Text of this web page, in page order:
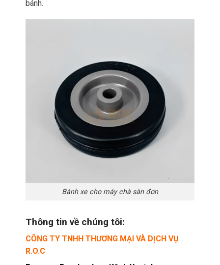
bánh.
Bánh xe cho máy chà sàn đơn
Thông tin về chúng tôi:
CÔNG TY TNHH THƯƠNG MẠI VÀ DỊCH VỤ
R.O.C